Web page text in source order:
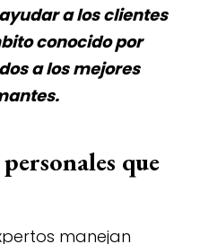
a los clientes
conocido por
a los mejores
que
manejan